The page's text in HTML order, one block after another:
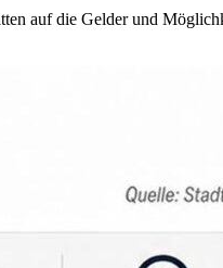
auf die Gelder und